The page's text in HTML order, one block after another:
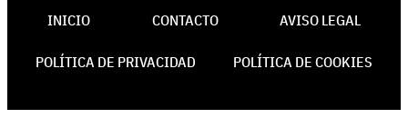
INICIO CONTACTO AVISO LEGAL
POLÍTICA DE PRIVACIDAD POLÍTICA DE COOKIES